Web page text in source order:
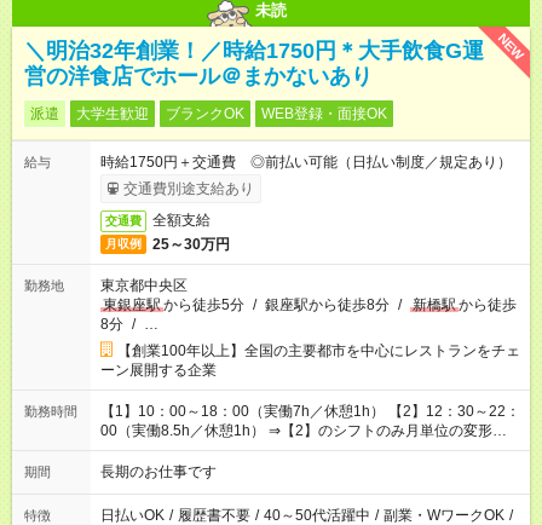
未読
NEW
＼明治32年創業！／時給1750円＊大手飲食G運
営の洋食店でホール＠まかないあり
派遣 大学生歓迎 ブランクOK WEB登録・面接OK
給与
時給1750円＋交通費 ◎前払い可能（日払い制度／規定あり）
交通費別途支給あり
交通費 全額支給
月収例 25～30万円
勤務地
東京都中央区
東銀座駅から徒歩5分 / 銀座駅から徒歩8分 / 新橋駅から徒歩
8分 / …
【創業100年以上】全国の主要都市を中心にレストランをチェ
ーン展開する企業
勤務時間
【1】10：00～18：00（実働7h／休憩1h） 【2】12：30～22：
00（実働8.5h／休憩1h） ⇒【2】のシフトのみ月単位の変形労
働制：160～177.1h/月（超過分は別途全額支給）
期間 長期のお仕事です
特徴 日払いOK / 履歴書不要 / 40～50代活躍中 / 副業・WワークOK /